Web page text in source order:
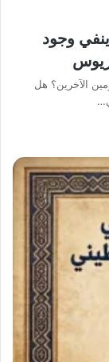
وجود
الآخرين؟ هل